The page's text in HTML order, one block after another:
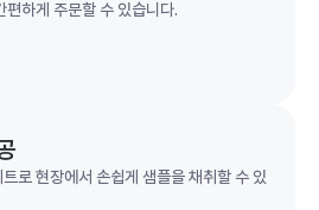
하게 주문할 수 있습니다.
로 현장에서 손쉽게 샘플을 채취할 수 있